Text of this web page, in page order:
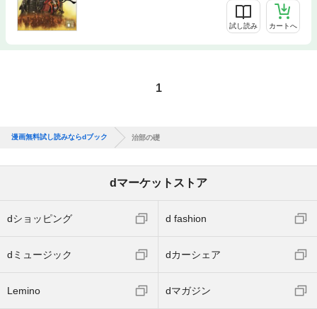
試し読み カートへ
1
漫画無料試し読みならdブック 治部の礎
dマーケットストア
dショッピング d fashion
dミュージック dカーシェア
Lemino dマガジン